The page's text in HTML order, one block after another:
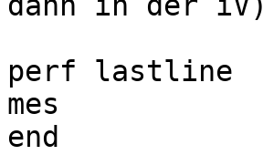
perf lastline
mes
end